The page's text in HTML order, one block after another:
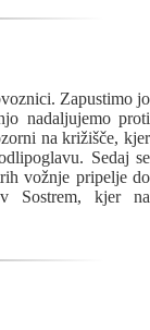
Zapustimo jo
nadaljujemo proti
na križišče, kjer
Sedaj se
vožnje pripelje do
Sostrem, kjer na